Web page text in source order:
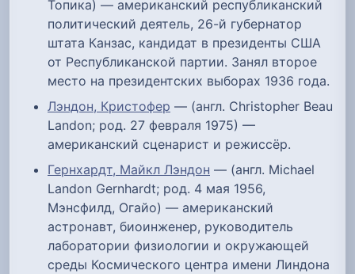
Топика) — американский республиканский
политический деятель, 26-й губернатор
штата Канзас, кандидат в президенты США
от Республиканской партии. Занял второе
место на президентских выборах 1936 года.
Лэндон, Кристофер — (англ. Christopher Beau
Landon; род. 27 февраля 1975) —
американский сценарист и режиссёр.
Гернхардт, Майкл Лэндон — (англ. Michael
Landon Gernhardt; род. 4 мая 1956,
Мэнсфилд, Огайо) — американский
астронавт, биоинженер, руководитель
лаборатории физиологии и окружающей
среды Космического центра имени Линдона